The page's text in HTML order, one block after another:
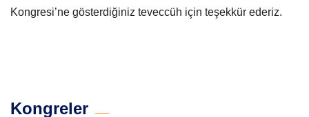
Kongresi’ne gösterdiğiniz teveccüh için teşekkür ederiz.
Kongreler